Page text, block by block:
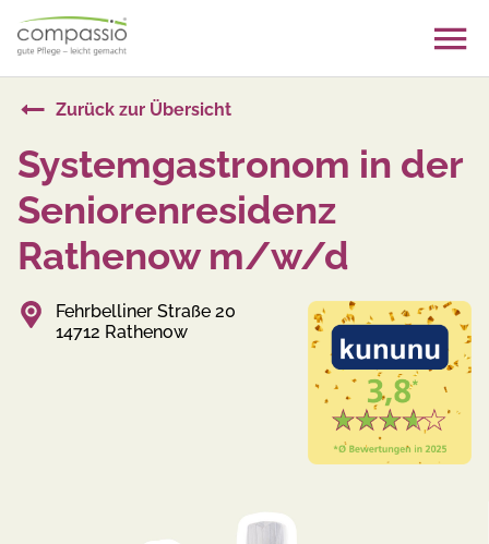
content
Zurück zur Übersicht
Systemgastronom in der
Seniorenresidenz
Rathenow m/w/d
Fehrbelliner Straße 20
14712 Rathenow